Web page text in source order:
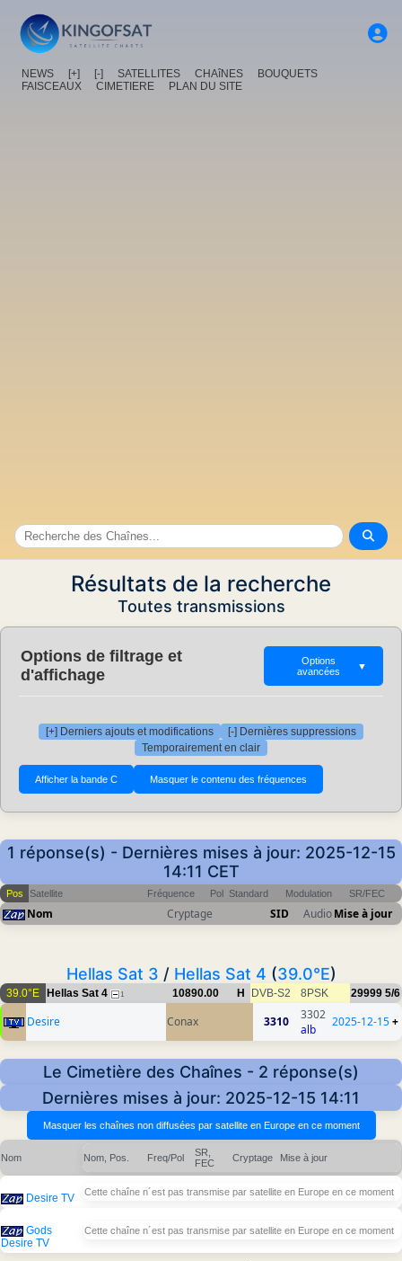
NEWS [+] [-] SATELLITES CHAîNES
BOUQUETS
FAISCEAUX
CIMETIERE PLAN DU SITE
Résultats de la recherche
Toutes transmissions
Options de filtrage et
d'affichage
Options
avancées
▼
[+] Derniers ajouts et modifications
[-] Dernières suppressions
Temporairement en clair
1 réponse(s) - Dernières mises à jour: 2025-12-15
14:11 CET
Pos Satellite Fréquence Pol Standard Modulation SR/FEC
Nom Cryptage SID AudioMise à jour
Hellas Sat 3 / Hellas Sat 4 (39.0°E)
39.0°E Hellas Sat 4 1 10890.00 H DVB-S2 8PSK 29999 5/6
Desire Conax 3310
3302
alb
2025-12-15+
Le Cimetière des Chaînes - 2 réponse(s)
Dernières mises à jour: 2025-12-15 14:11
Nom Nom, Pos. Freq/Pol
SR,
FEC
Cryptage Mise à jour
Desire TV Cette chaîne n´est pas transmise par satellite en Europe en ce moment
Gods
Desire TV
Cette chaîne n´est pas transmise par satellite en Europe en ce moment